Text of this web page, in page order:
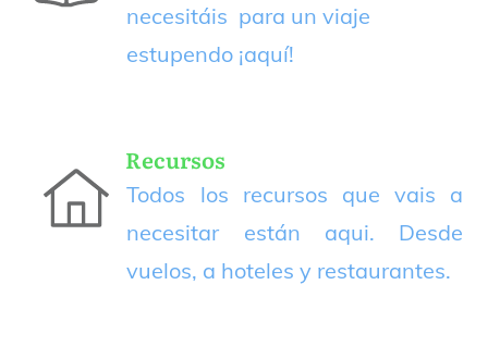
necesitáis para un viaje
estupendo ¡aquí!
Recursos
Todos los recursos que vais a
necesitar están aqui. Desde
vuelos, a hoteles y restaurantes.